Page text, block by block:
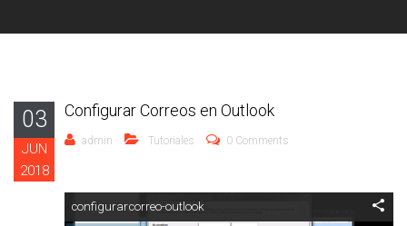
03
JUN
2018
Configurar Correos en Outlook
admin Tutoriales 0 Comments
configurarcorreo-outlook